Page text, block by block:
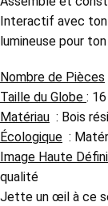
Interactif avec
lumineuse pour
Nombre de Pièces
Taille du Globe :
Matériau : Bois
Écologique :
Image Haute
qualité
Jette un œil à ce